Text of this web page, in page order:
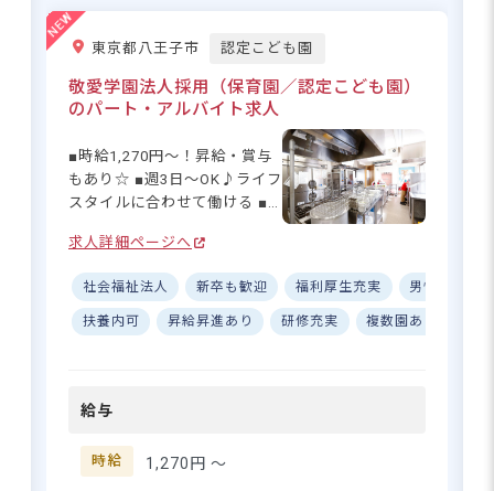
そんな方にこそ、ぜひ知って
ほしい職場です♪ マグハウス
江古田では残業なし・持ち帰
りなしを徹底しているので、
仕事とプライベートのバラン
トも7:30～や10:00～など複数
パターンから選べるので、ご
自身のライフスタイルに合わ
☆
分
り）
部時間帯は時給1,550円で稼ぎやす
い！
希望に合う求人の
東京都八王子市 認定こども園
敬愛学園法人採用（保育園／認定こども園）
のパート・アルバイト求人
■時給1,270円～！昇給・賞与
もあり☆ ■週3日～OK♪ライフ
スタイルに合わせて働ける ■
始めませんか ■八王子・町田
エリアで11施設展開の安定法
人☆ ーー【子どもたちの「食
べる喜び」を一緒につくりま
を育む大切な時間と考えてい
たちが見学できる「調理保
育」や、野菜を自分たちで育
求人詳細ページへ
社会福祉法人 新卒も歓迎 福利厚生充実 男性保育士
扶養内可 昇給昇進あり 研修充実 複数園あり
給与
時給 1,270円 〜